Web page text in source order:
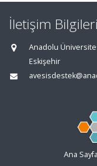
İletişim Bilgileri
Anadolu
Eskişehir
Ana Sayfa